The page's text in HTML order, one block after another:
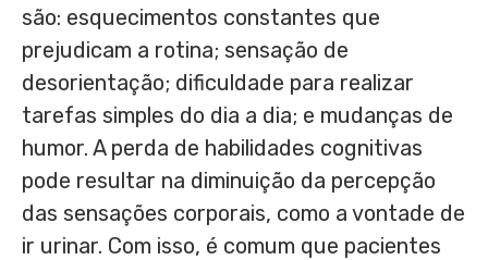
são: esquecimentos constantes que
prejudicam a rotina; sensação de
desorientação; dificuldade para realizar
tarefas simples do dia a dia; e mudanças de
humor. A perda de habilidades cognitivas
pode resultar na diminuição da percepção
das sensações corporais, como a vontade de
ir urinar. Com isso, é comum que pacientes